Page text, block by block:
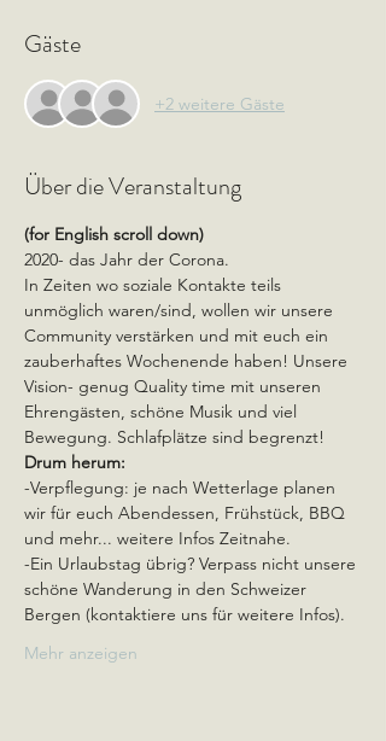
Gäste
+2 weitere Gäste
Über die Veranstaltung
(for English scroll down)
2020- das Jahr der Corona.
In Zeiten wo soziale Kontakte teils
unmöglich waren/sind, wollen wir unsere
Community verstärken und mit euch ein
zauberhaftes Wochenende haben! Unsere
Vision- genug Quality time mit unseren
Ehrengästen, schöne Musik und viel
Bewegung. Schlafplätze sind begrenzt!
Drum herum:
-Verpflegung: je nach Wetterlage planen
wir für euch Abendessen, Frühstück, BBQ
und mehr... weitere Infos Zeitnahe.
-Ein Urlaubstag übrig? Verpass nicht unsere
schöne Wanderung in den Schweizer
Bergen (kontaktiere uns für weitere Infos).
Mehr anzeigen